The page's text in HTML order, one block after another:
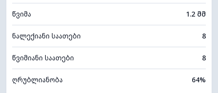
წვიმა 1.2 მმ
ნალექიანი საათები 8
წვიმიანი საათები 8
ღრუბლიანობა 64%